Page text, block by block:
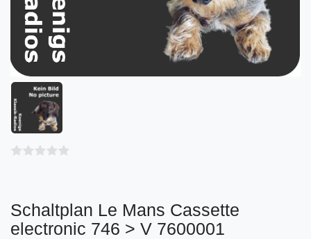
Schaltplan Le Mans Cassette
electronic 746 > V 7600001